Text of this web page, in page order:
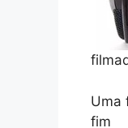
Uma
fim